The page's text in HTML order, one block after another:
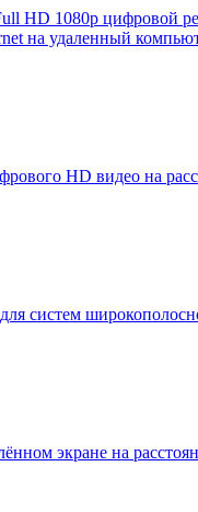
HD 1080p цифровой
на удаленный
HD видео на
систем
экране на